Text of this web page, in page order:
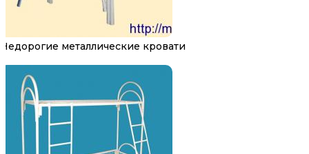
Недорогие металлические кровати